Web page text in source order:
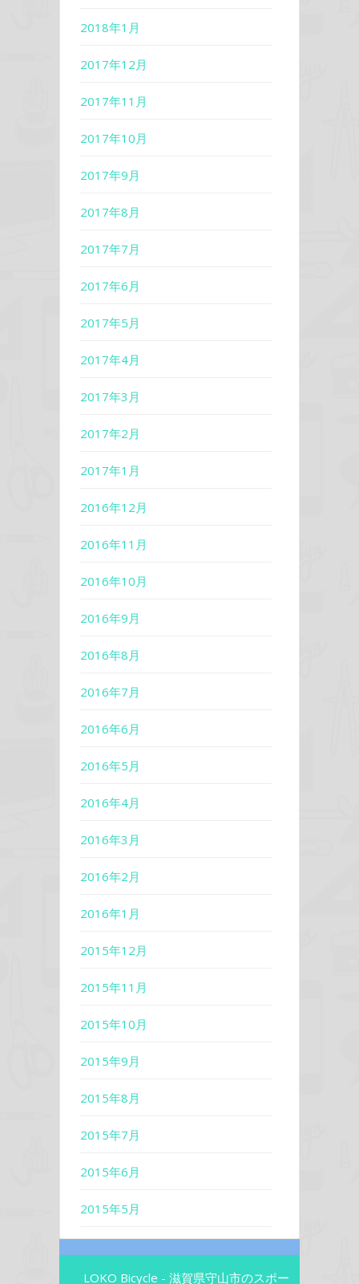
2018年1月
2017年12月
2017年11月
2017年10月
2017年9月
2017年8月
2017年7月
2017年6月
2017年5月
2017年4月
2017年3月
2017年2月
2017年1月
2016年12月
2016年11月
2016年10月
2016年9月
2016年8月
2016年7月
2016年6月
2016年5月
2016年4月
2016年3月
2016年2月
2016年1月
2015年12月
2015年11月
2015年10月
2015年9月
2015年8月
2015年7月
2015年6月
2015年5月
LOKO Bicycle - 滋賀県守山市のスポー